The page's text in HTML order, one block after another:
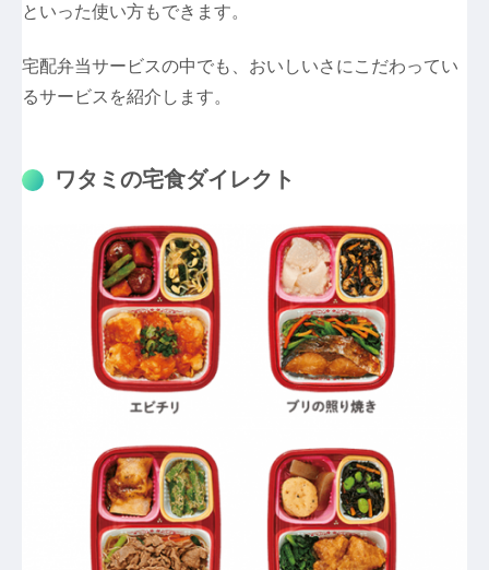
といった使い方もできます。
宅配弁当サービスの中でも、おいしいさにこだわってい
るサービスを紹介します。
ワタミの宅食ダイレクト